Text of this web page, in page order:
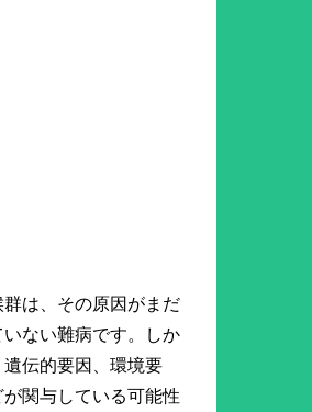
は、その原因がまだ
ない難病です。しか
遺伝的要因、環境要
関与している可能性